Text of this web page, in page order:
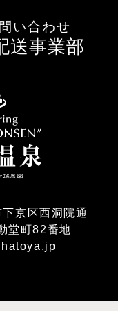
い合わせ
送事業部
京区西洞院通
堂町82番地